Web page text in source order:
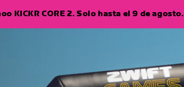
KICKR CORE 2. Solo hasta el 9 de agosto.